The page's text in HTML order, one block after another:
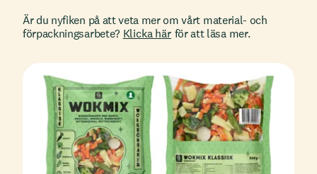
Är du nyfiken på att veta mer om vårt material- och
förpackningsarbete? Klicka här för att läsa mer.